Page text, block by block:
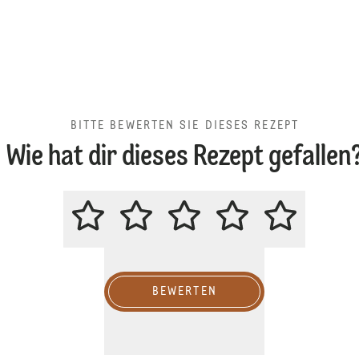
BITTE BEWERTEN SIE DIESES REZEPT
Wie hat dir dieses Rezept
BITTE BEWERTEN SIE DIESES
BEWERTEN